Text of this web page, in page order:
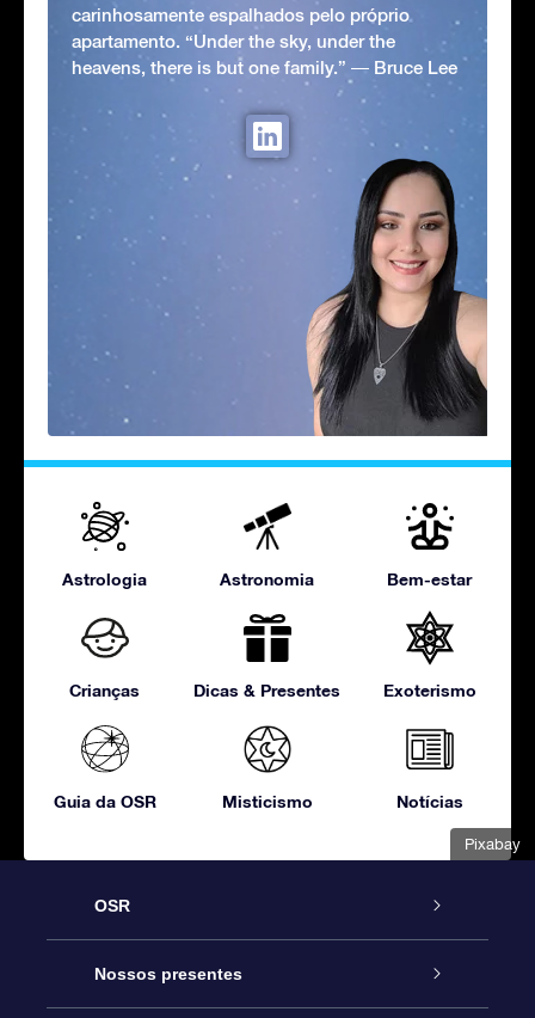
Pixabay
carinhosamente espalhados pelo próprio
apartamento. “Under the sky, under the
heavens, there is but one family.” ― Bruce Lee
Astrologia Astronomia Bem-estar
Crianças Dicas & Presentes Exoterismo
Guia da OSR Misticismo Notícias
OSR
Serviço
Nossos presentes